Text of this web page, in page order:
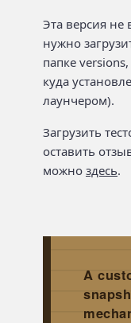
Эта версия
нужно
папке
куда
лаунчером).
Загрузить
оставить
можно здесь.
A